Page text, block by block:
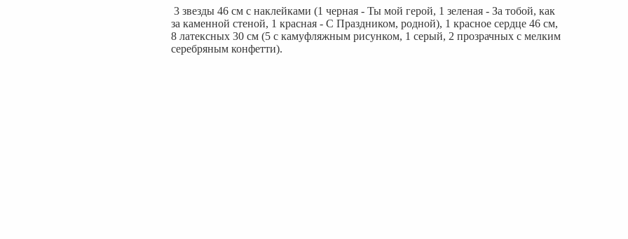
3 звезды 46 см с наклейками (1 черная - Ты мой герой, 1 зеленая - За тобой, как
за каменной стеной, 1 красная - С Праздником, родной), 1 красное сердце 46 см,
8 латексных 30 см (5 с камуфляжным рисунком, 1 серый, 2 прозрачных с мелким
серебряным конфетти).